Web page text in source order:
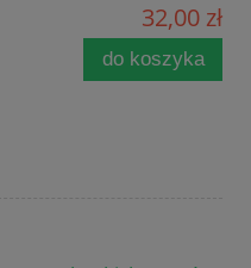
32,00 zł
do koszyka